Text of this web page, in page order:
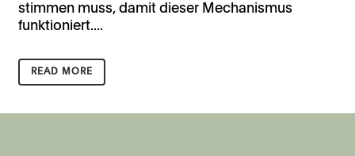
stimmen muss, damit dieser Mechanismus
funktioniert....
READ MORE